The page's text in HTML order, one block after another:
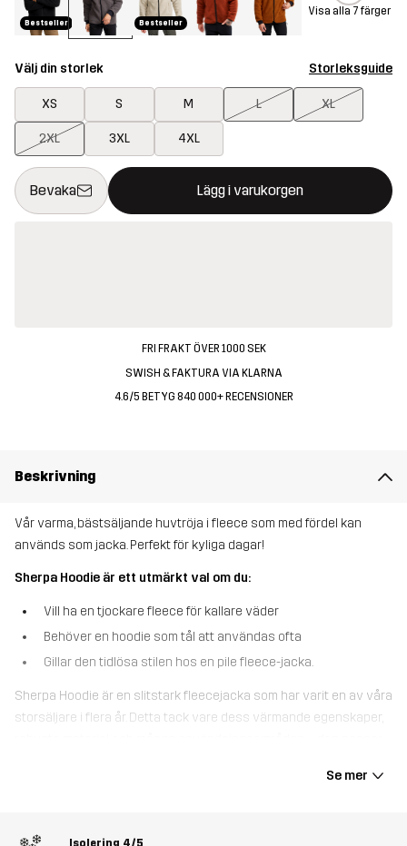
Bestseller Bestseller
Visa alla 7 färger
Välj din storlek Storleksguide
XS S M L XL
2XL 3XL 4XL
Bevaka Lägg i varukorgen
Denna knapp kommer att öppna en modal som bekräftar en ny
{{size}} inte tillgänglig
FRI FRAKT ÖVER 1000 SEK
SWISH & FAKTURA VIA KLARNA
4.6/5 BETYG 840 000+ RECENSIONER
Beskrivning
Vår varma, bästsäljande huvtröja i fleece som med fördel kan
används som jacka. Perfekt för kyliga dagar!
Sherpa Hoodie är ett utmärkt val om du:
Vill ha en tjockare fleece för kallare väder
Behöver en hoodie som tål att användas ofta
Gillar den tidlösa stilen hos en pile fleece-jacka.
Sherpa Hoodie är en slitstark fleecejacka som har varit en av våra
storsäljare i flera år. Detta tack vare dess värmande egenskaper,
Se mer
Isolering 4/5